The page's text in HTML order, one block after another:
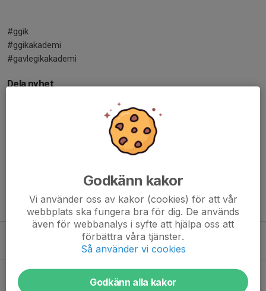
#ggik
#ggikakademi
#gavlegikakademi
Dela nyhet
Tidigare nyheter
Akademitruppen 2026/2027
6 jun, 12:26 0
0
Godkänn kakor
Vi använder oss av kakor (cookies) för att vår
webbplats ska fungera bra för dig. De används
även för webbanalys i syfte att hjälpa oss att
förbättra våra tjänster.
Så använder vi cookies
Godkänn alla kakor